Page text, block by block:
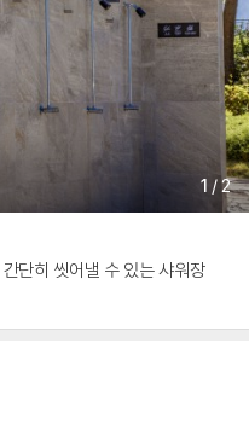
1 /2
단히 씻어낼 수 있는 샤워장